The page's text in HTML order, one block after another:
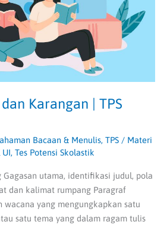
Karangan | TPS
Bacaan & Menulis, TPS / Materi
UI, Tes Potensi Skolastik
utama, identifikasi judul, pola
dan kalimat rumpang Paragraf
wacana yang mengungkapkan satu
satu tema yang dalam ragam tulis